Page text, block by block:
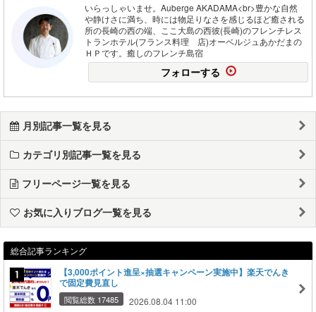
いらっしゃいませ。Auberge AKADAMA<br>豊かな自然
や静けさに満ち、時には物足りなさを感じるほど癒される
所の長崎の西の端、ここ大島の西彼(長崎)のフレンチレス
トランホテル(フランス料理 店)オーベルジュあかだまの
ＨＰです。癒しのフレンチ島宿
フォローする
月別記事一覧を見る
カテゴリ別記事一覧を見る
フリーページ一覧を見る
お気に入りブログ一覧を見る
総合記事ランキング
【3,000ポイント進呈×抽選キャンペーン実施中】楽天でんき
で固定費見直し
閲覧総数 17485 2026.08.04 11:00